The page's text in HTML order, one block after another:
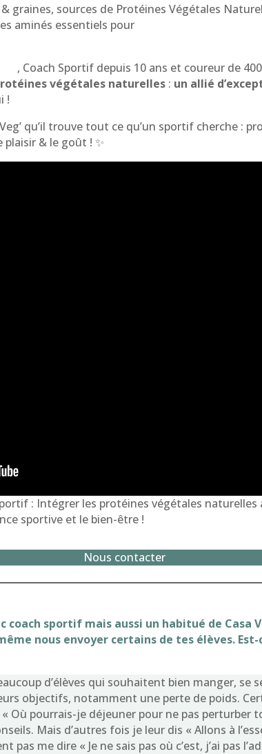
graines, sources de Protéines Végétales
aminés essentiels pour
, Coach Sportif depuis 10 ans et coureur de
végétales naturelles: un allié
!
Veg’ qu’il trouve tout ce qu’un sportif cherche :
plaisir & le goût ! ✨
: Intégrer les protéines végétales naturelles
sportive et le bien-être !
Nous contacter
coach sportif mais aussi un habitué de Casa
nous envoyer certains de tes élèves.
d’élèves qui souhaitent bien manger,
objectifs, notamment une perte de poids.
Où pourrais-je déjeuner pour ne pas perturber
Mais d’autres fois je leur dis « Allons à
pas me dire « Je ne sais pas où c’est, j’ai pas